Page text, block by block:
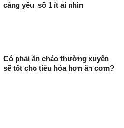
càng yếu, số 1 ít ai nhìn
Có phải ăn cháo thường xuyên
sẽ tốt cho tiêu hóa hơn ăn cơm?